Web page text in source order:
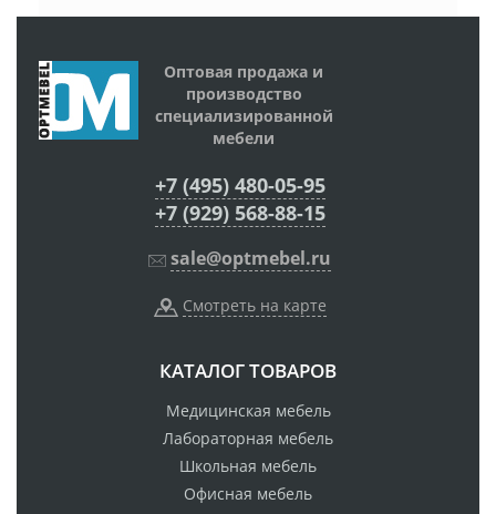
Оптовая продажа и
производство
специализированной
мебели
+7 (495) 480-05-95
+7 (929) 568-88-15
sale@optmebel.ru
Смотреть на карте
КАТАЛОГ ТОВАРОВ
Медицинская мебель
Лабораторная мебель
Школьная мебель
Офисная мебель